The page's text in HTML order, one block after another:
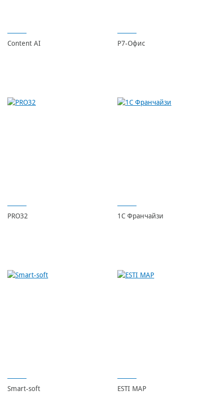
Content AI Р7-Офис
PRO32 1C Франчайзи
Smart-soft ESTI MAP